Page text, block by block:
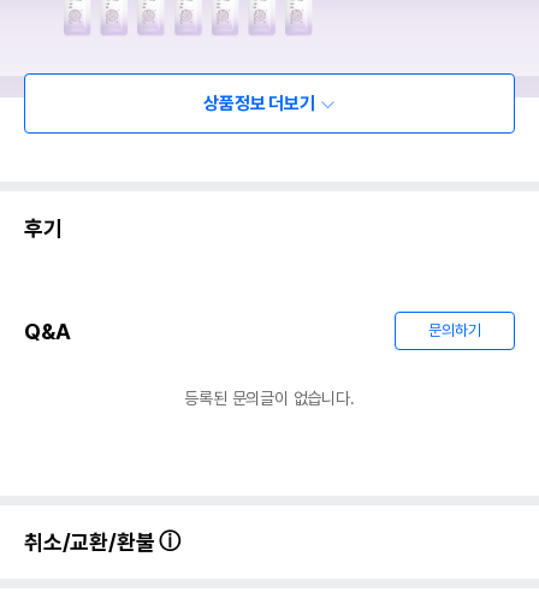
상품정보 더보기
후기
Q&A 문의하기
등록된 문의글이 없습니다.
취소/교환/환불